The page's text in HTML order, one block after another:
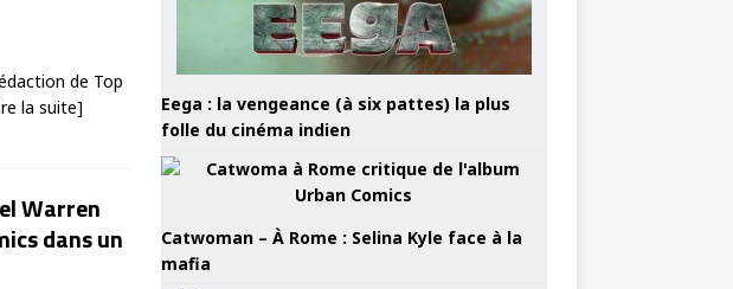
de Top
la suite]
Warren
dans un
Eega : la vengeance (à six pattes) la plus
folle du cinéma indien
Catwoman – À Rome : Selina Kyle face à la
mafia